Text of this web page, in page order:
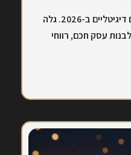
AI משנה את הכללים ליזמים דיגיטליים ב-2026. גלה
עסק חכם, רווחי